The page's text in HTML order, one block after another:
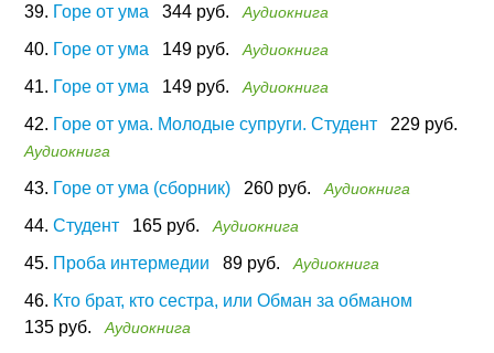
39. Горе от ума 344 руб. Аудиокнига
40. Горе от ума 149 руб. Аудиокнига
41. Горе от ума 149 руб. Аудиокнига
42. Горе от ума. Молодые супруги. Студент 229 руб.
Аудиокнига
43. Горе от ума (сборник) 260 руб. Аудиокнига
44. Студент 165 руб. Аудиокнига
45. Проба интермедии 89 руб. Аудиокнига
46. Кто брат, кто сестра, или Обман за обманом
135 руб.
Аудиокнига